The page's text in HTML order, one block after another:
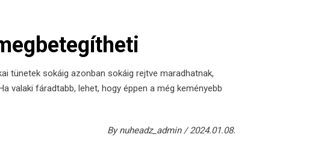
tünetek sokáig azonban sokáig rejtve maradhatnak,
valaki fáradtabb, lehet, hogy éppen a még keményebb
Bynuheadz_admin 2024.01.08.